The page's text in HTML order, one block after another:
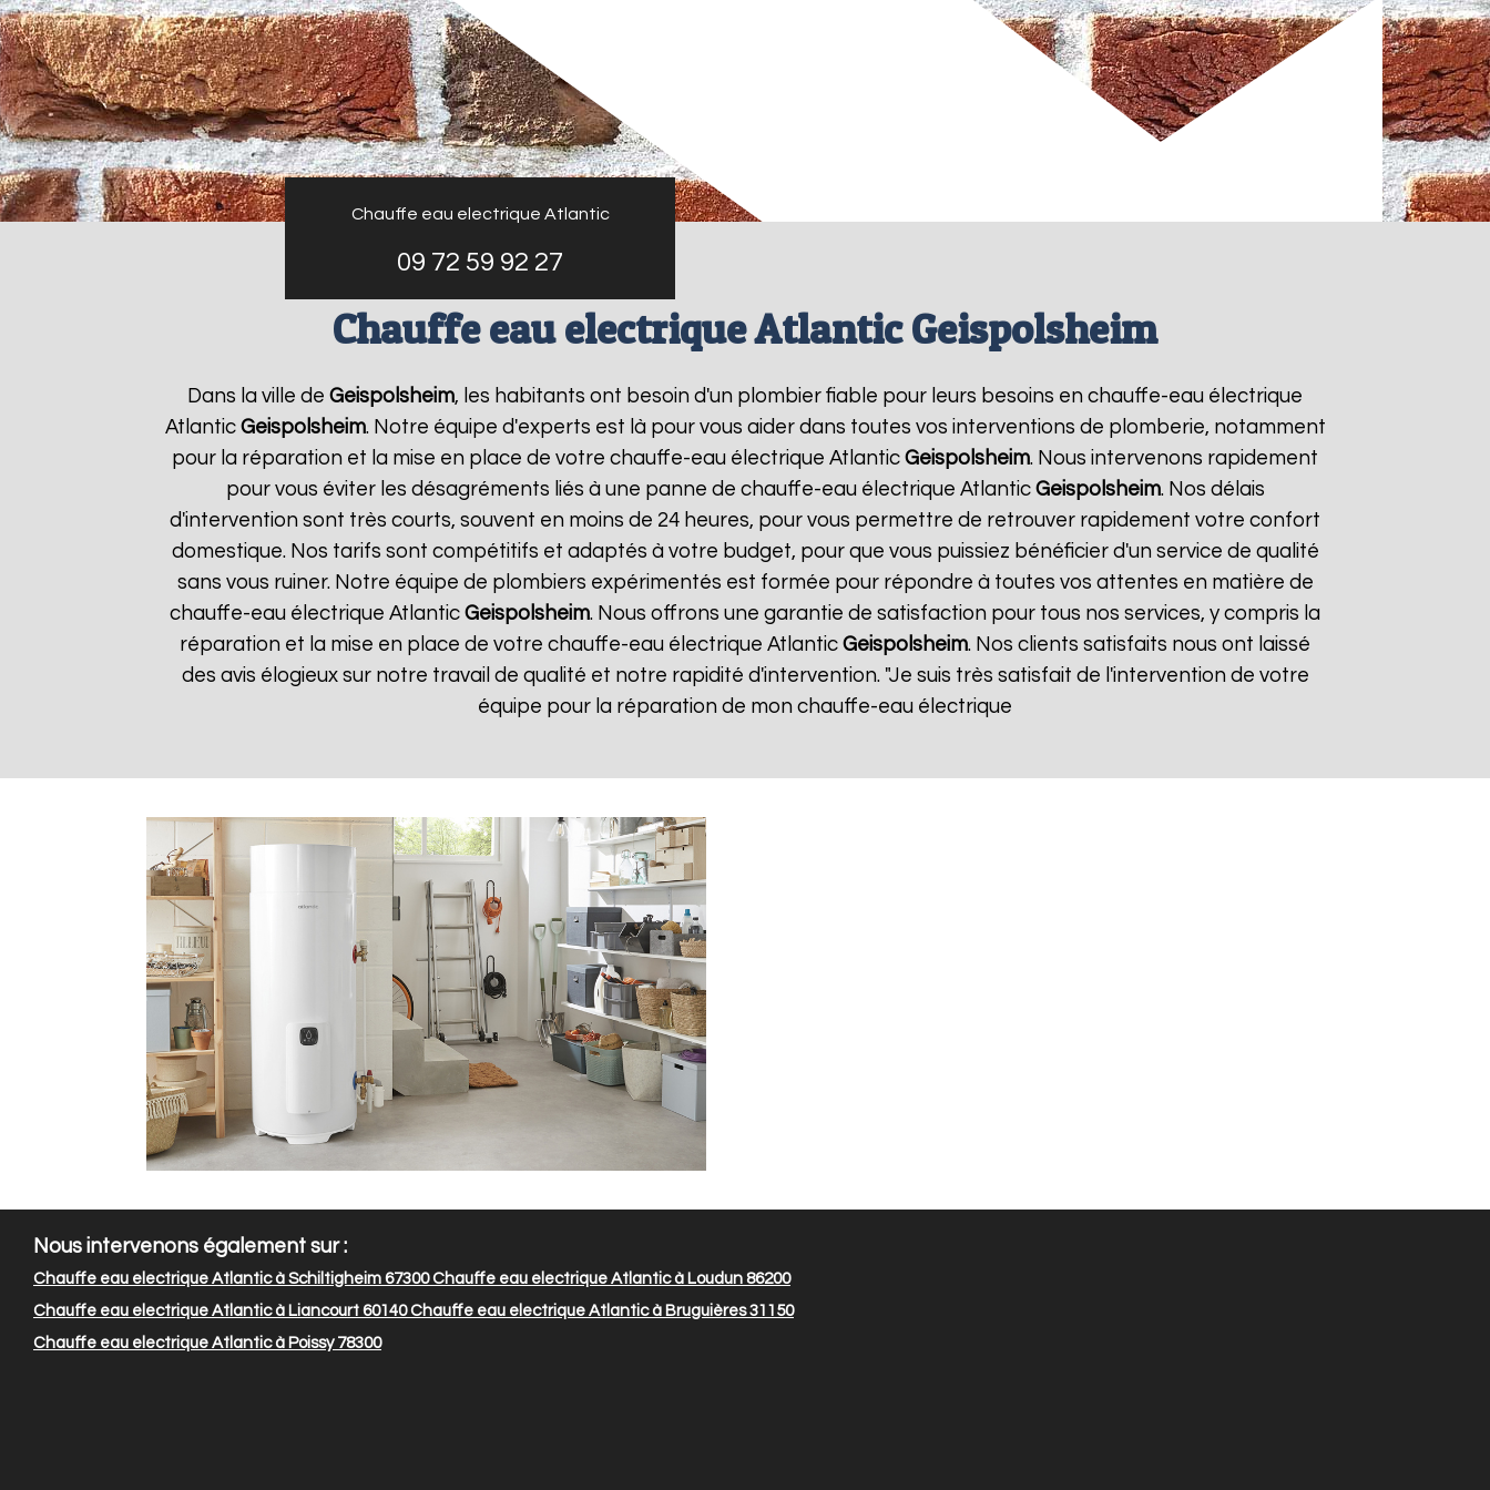
Chauffe eau electrique Atlantic
09 72 59 92 27
Chauffe eau electrique Atlantic Geispolsheim
Dans la ville de Geispolsheim, les habitants ont besoin d'un plombier fiable pour leurs besoins en chauffe-eau électrique
Atlantic Geispolsheim. Notre équipe d'experts est là pour vous aider dans toutes vos interventions de plomberie, notamment
pour la réparation et la mise en place de votre chauffe-eau électrique Atlantic Geispolsheim. Nous intervenons rapidement
pour vous éviter les désagréments liés à une panne de chauffe-eau électrique Atlantic Geispolsheim. Nos délais
d'intervention sont très courts, souvent en moins de 24 heures, pour vous permettre de retrouver rapidement votre confort
domestique. Nos tarifs sont compétitifs et adaptés à votre budget, pour que vous puissiez bénéficier d'un service de qualité
sans vous ruiner. Notre équipe de plombiers expérimentés est formée pour répondre à toutes vos attentes en matière de
chauffe-eau électrique Atlantic Geispolsheim. Nous offrons une garantie de satisfaction pour tous nos services, y compris la
réparation et la mise en place de votre chauffe-eau électrique Atlantic Geispolsheim. Nos clients satisfaits nous ont laissé
des avis élogieux sur notre travail de qualité et notre rapidité d'intervention. "Je suis très satisfait de l'intervention de votre
équipe pour la réparation de mon chauffe-eau électrique
Nous intervenons également sur :
Chauffe eau electrique Atlantic à Schiltigheim 67300Chauffe eau electrique Atlantic à Loudun 86200
Chauffe eau electrique Atlantic à Liancourt 60140Chauffe eau electrique Atlantic à Bruguières 31150
Chauffe eau electrique Atlantic à Poissy 78300